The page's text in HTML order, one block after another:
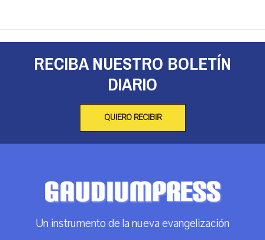
RECIBA NUESTRO BOLETÍN
DIARIO
QUIERO RECIBIR
Un instrumento de la nueva evangelización